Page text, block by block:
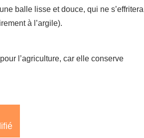
balle lisse et douce, qui ne s’effritera
à l’argile).
l’agriculture, car elle conserve